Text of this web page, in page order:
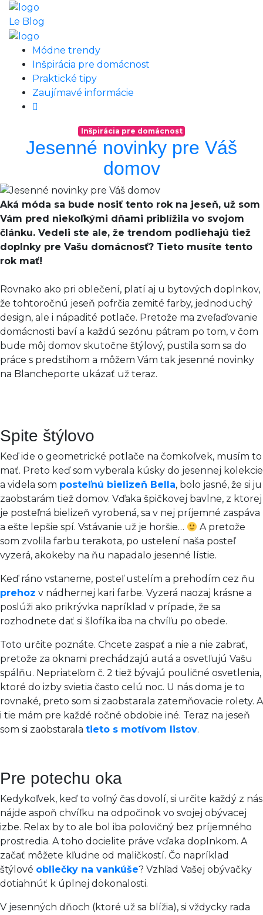
Le Blog
Módne trendy
Inšpirácia pre domácnost
Praktické tipy
Zaujímavé informácie
Inšpirácia pre domácnost
Jesenné novinky pre Váš
domov
Aká móda sa bude nosiť tento rok na jeseň, už som
Vám pred niekoľkými dňami priblížila vo svojom
článku. Vedeli ste ale, že trendom podliehajú tiež
doplnky pre Vašu domácnosť? Tieto musíte tento
rok mať!
Rovnako ako pri oblečení, platí aj u bytových doplnkov,
že tohtoročnú jeseň pofrčia zemité farby, jednoduchý
design, ale i nápadité potlače. Pretože ma zveľaďovanie
domácnosti baví a každú sezónu pátram po tom, v čom
bude môj domov skutočne štýlový, pustila som sa do
práce s predstihom a môžem Vám tak jesenné novinky
na Blancheporte ukázať už teraz.
Spite štýlovo
Keď ide o geometrické potlače na čomkoľvek, musím to
mať. Preto keď som vyberala kúsky do jesennej kolekcie
a videla som posteľnú bielizeň Bella, bolo jasné, že si ju
zaobstarám tiež domov. Vďaka špičkovej bavlne, z ktorej
je posteľná bielizeň vyrobená, sa v nej príjemné zaspáva
a ešte lepšie spí. Vstávanie už je horšie…
A pretože
som zvolila farbu terakota, po ustelení naša posteľ
vyzerá, akokeby na ňu napadalo jesenné lístie.
Keď ráno vstaneme, posteľ ustelím a prehodím cez ňu
prehoz v nádhernej kari farbe. Vyzerá naozaj krásne a
poslúži ako prikrývka napríklad v prípade, že sa
rozhodnete dať si šlofíka iba na chvíľu po obede.
Toto určite poznáte. Chcete zaspať a nie a nie zabrať,
pretože za oknami prechádzajú autá a osvetľujú Vašu
spálňu. Nepriateľom č. 2 tiež bývajú pouličné osvetlenia,
ktoré do izby svietia často celú noc. U nás doma je to
rovnaké, preto som si zaobstarala zatemňovacie rolety. A
i tie mám pre každé ročné obdobie iné. Teraz na jeseň
som si zaobstarala tieto s motívom listov.
Pre potechu oka
Kedykoľvek, keď to voľný čas dovolí, si určite každý z nás
nájde aspoň chvíľku na odpočinok vo svojej obývacej
izbe. Relax by to ale bol iba polovičný bez príjemného
prostredia. A toho docielite práve vďaka doplnkom. A
začať môžete kľudne od maličkostí. Čo napríklad
štýlové obliečky na vankúše? Vzhľad Vašej obývačky
dotiahnúť k úplnej dokonalosti.
V jesenných dňoch (ktoré už sa blížia), si vždycky rada